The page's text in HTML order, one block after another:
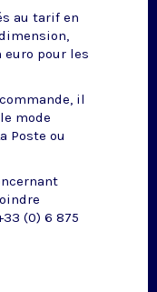
au tarif en
euro pour les
il
mode
Poste ou
(0) 6 875